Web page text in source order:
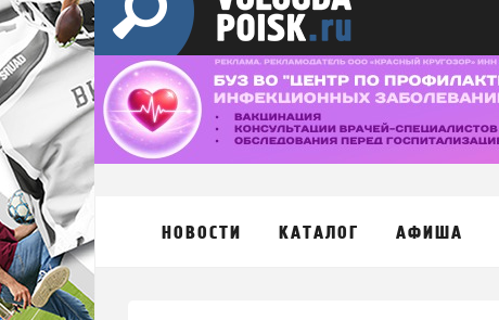
НОВОСТИ КАТАЛОГ АФИША